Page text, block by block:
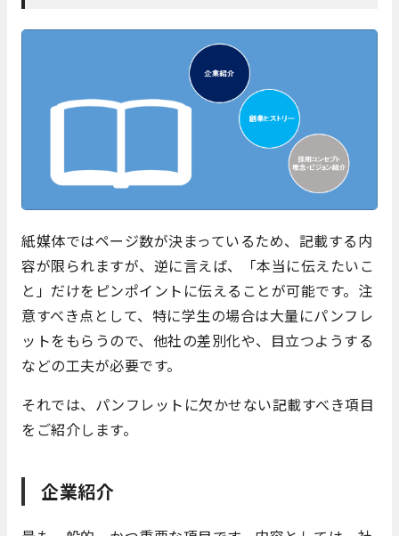
紙媒体ではページ数が決まっているため、記載する内
容が限られますが、逆に言えば、「本当に伝えたいこ
と」だけをピンポイントに伝えることが可能です。注
意すべき点として、特に学生の場合は大量にパンフレ
ットをもらうので、他社の差別化や、目立つようする
などの工夫が必要です。
それでは、パンフレットに欠かせない記載すべき項目
をご紹介します。
企業紹介